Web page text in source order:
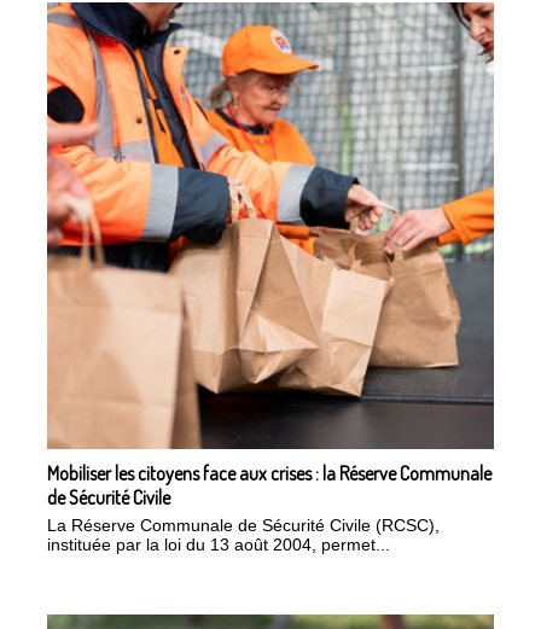
Mobiliser les citoyens face aux crises : la Réserve Communale
de Sécurité Civile
La Réserve Communale de Sécurité Civile (RCSC),
instituée par la loi du 13 août 2004, permet...